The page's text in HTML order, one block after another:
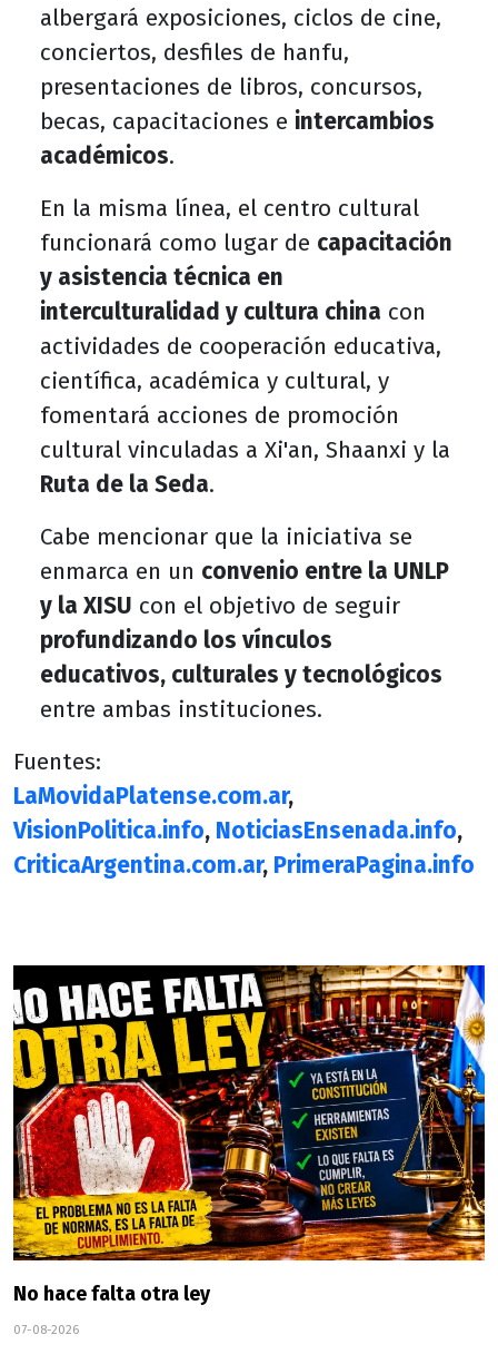
albergará exposiciones, ciclos de cine,
conciertos, desfiles de hanfu,
presentaciones de libros, concursos,
becas, capacitaciones e intercambios
académicos.
En la misma línea, el centro cultural
funcionará como lugar de capacitación
y asistencia técnica en
interculturalidad y cultura china con
actividades de cooperación educativa,
científica, académica y cultural, y
fomentará acciones de promoción
cultural vinculadas a Xi'an, Shaanxi y la
Ruta de la Seda.
Cabe mencionar que la iniciativa se
enmarca en un convenio entre la UNLP
y la XISU con el objetivo de seguir
profundizando los vínculos
educativos, culturales y tecnológicos
entre ambas instituciones.
Fuentes:
LaMovidaPlatense.com.ar,
VisionPolitica.info, NoticiasEnsenada.info,
CriticaArgentina.com.ar, PrimeraPagina.info
No hace falta otra ley
07-08-2026